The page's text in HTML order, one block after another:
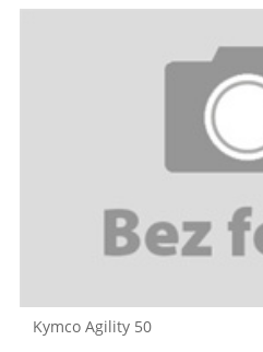
Kymco Agility 50